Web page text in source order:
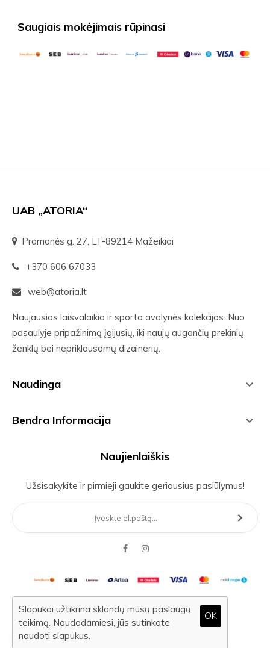
Saugiais mokėjimais rūpinasi
UAB „ATORIA“
Pramonės g. 27, LT-89214 Mažeikiai
+370 606 67033
web@atoria.lt
Naujausios laisvalaikio ir sporto avalynės kolekcijos. Nuo
pasaulyje pripažinimą įgijusių, iki naujų augančių prekinių
ženklų bei nepriklausomų dizainerių.
Naudinga 
Bendra Informacija 
Naujienlaiškis
Užsisakykite ir pirmieji gaukite geriausius pasiūlymus!
Facebook
Slapukai užtikrina sklandų mūsų paslaugų
teikimą. Naudodamiesi, jūs sutinkate
naudoti slapukus.
OK
© Atoria 2019. Visos teisės saugomos.
Sprendimas: elPresta
0